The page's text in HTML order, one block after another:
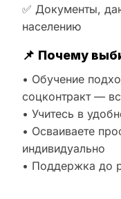
✅ Документы,
населению
📌 Почему
• Обучение
соцконтракт —
• Учитесь в
• Осваиваете
индивидуально
• Поддержка до